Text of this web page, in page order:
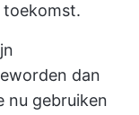
dan
nu gebruiken